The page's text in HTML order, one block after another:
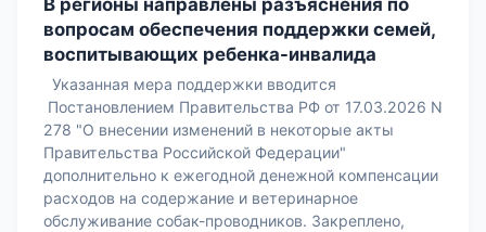
В регионы направлены разъяснения по
вопросам обеспечения поддержки семей,
воспитывающих ребенка-инвалида
Указанная мера поддержки вводится
Постановлением Правительства РФ от 17.03.2026 N
278 "О внесении изменений в некоторые акты
Правительства Российской Федерации"
дополнительно к ежегодной денежной компенсации
расходов на содержание и ветеринарное
обслуживание собак-проводников. Закреплено,